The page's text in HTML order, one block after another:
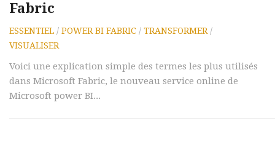
Fabric
ESSENTIEL / POWER BI FABRIC / TRANSFORMER /
VISUALISER
Voici une explication simple des termes les plus utilisés
dans Microsoft Fabric, le nouveau service online de
Microsoft power BI...